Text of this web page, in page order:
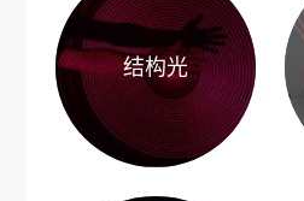
结构光